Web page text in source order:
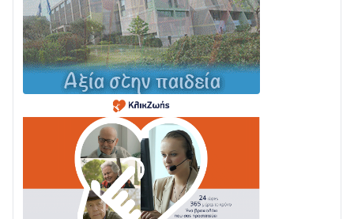
Σε τροχιά υλοποίησης η Παράκαμψη του Κέντρου
της Ναυπάκτου
04/08 • 12:08
Σε φουλ ρυθμούς το τμήμα Βόνιτσα – Άγιος Νικόλαος
| Αυτοψία Καββαδά
Με Αρχιερατική Λαμπρότητα η Πανήγυρη της
Μεταμορφώσεως του Σωτήρος στο Γολέμι
03/08 • 07:45
Ενισχύεται η Πολιτική Προστασία στο Δήμο Αγρινίου
με δύο νέα υδροφόρα οχήματα